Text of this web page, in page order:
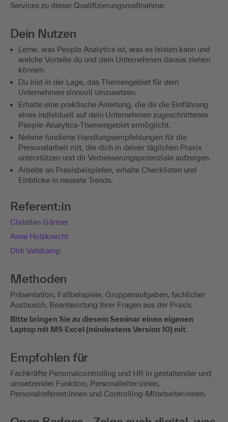
Services zu dieser Qualifizierungsmaßnahme.
Dein Nutzen
Lerne, was People Analytics ist, was es leisten kann und
welche Vorteile du und dein Unternehmen daraus ziehen
können.
Du bist in der Lage, das Themengebiet für dein
Unternehmen sinnvoll umzusetzen.
Erhalte eine praktische Anleitung, die dir die Einführung
eines individuell auf dein Unternehmen zugeschnittenes
People-Analytics-Themengebiet ermöglicht.
Nehme fundierte Handlungsempfehlungen für die
Personalarbeit mit, die dich in deiner täglichen Praxis
unterstützen und dir Verbesserungspotenziale aufzeigen.
Arbeite an Praxisbeispielen, erhalte Checklisten und
Einblicke in neueste Trends.
Referent:in
Christian Gärtner
Anna Holzknecht
Dirk Vahlkamp
Methoden
Präsentation, Fallbeispiele, Gruppenaufgaben, fachlicher
Austausch, Beantwortung Ihrer Fragen aus der Praxis.
Bitte bringen Sie zu diesem Seminar einen eigenen
Laptop mit MS Excel (mindestens Version 10) mit.
Empfohlen für
Fachkräfte Personalcontrolling und HR in gestaltender und
umsetzender Funktion, Personalleiter:innen,
Personalreferent:innen und Controlling-Mitarbeiter:innen.